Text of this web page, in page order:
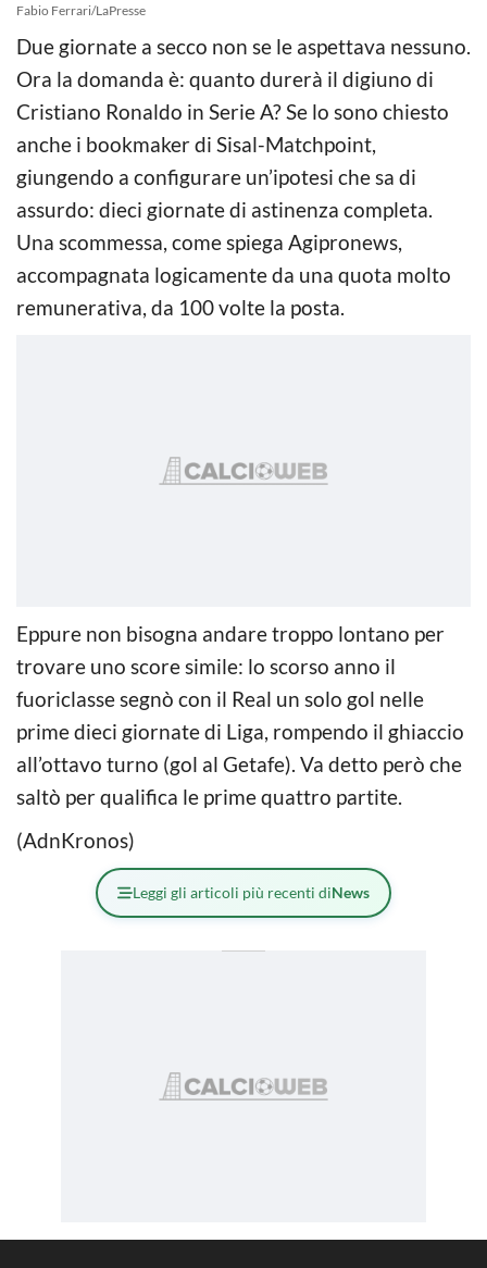
Fabio Ferrari/LaPresse
Due giornate a secco non se le aspettava nessuno.
Ora la domanda è: quanto durerà il digiuno di
Cristiano Ronaldo in Serie A? Se lo sono chiesto
anche i bookmaker di Sisal-Matchpoint,
giungendo a configurare un’ipotesi che sa di
assurdo: dieci giornate di astinenza completa.
Una scommessa, come spiega Agipronews,
accompagnata logicamente da una quota molto
remunerativa, da 100 volte la posta.
Eppure non bisogna andare troppo lontano per
trovare uno score simile: lo scorso anno il
fuoriclasse segnò con il Real un solo gol nelle
prime dieci giornate di Liga, rompendo il ghiaccio
all’ottavo turno (gol al Getafe). Va detto però che
saltò per qualifica le prime quattro partite.
(AdnKronos)
Leggi gli articoli più recenti diNews